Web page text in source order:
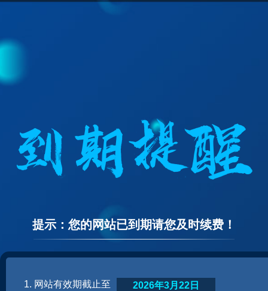
提示：您的网站已到期请您及时续费！
1. 网站有效期截止至
2026年3月22日